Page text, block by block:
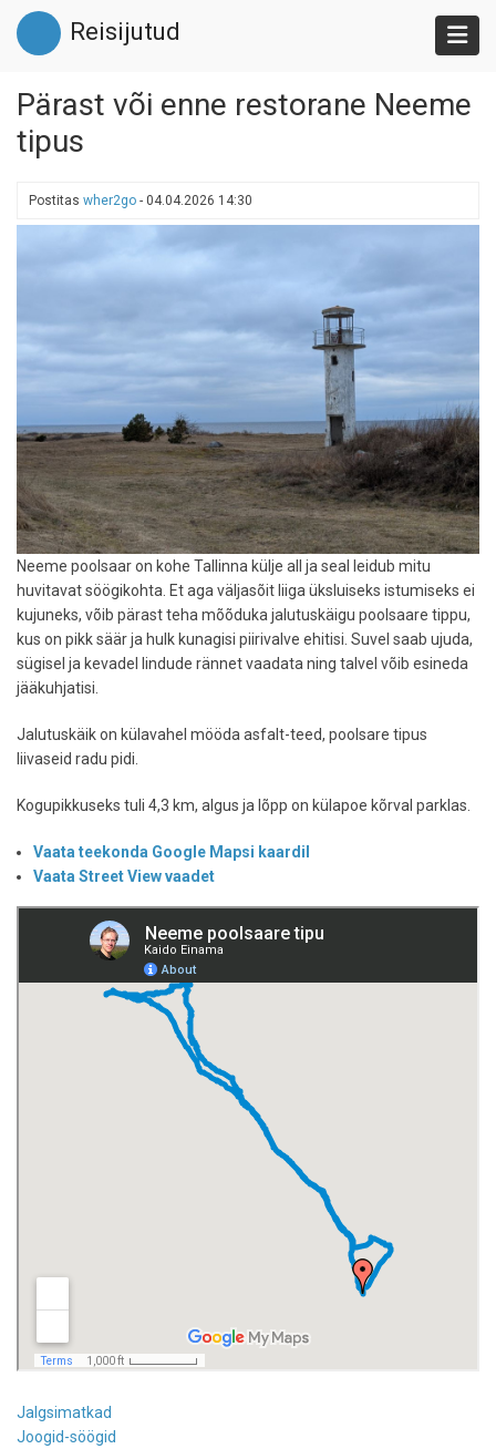
Liigu
edasi
põhisisu
Reisijutud
Pärast või enne restorane Neeme
tipus
Postitas wher2go - 04.04.2026 14:30
Neeme poolsaar on kohe Tallinna külje all ja seal leidub mitu
huvitavat söögikohta. Et aga väljasõit liiga üksluiseks istumiseks ei
kujuneks, võib pärast teha mõõduka jalutuskäigu poolsaare tippu,
kus on pikk säär ja hulk kunagisi piirivalve ehitisi. Suvel saab ujuda,
sügisel ja kevadel lindude rännet vaadata ning talvel võib esineda
jääkuhjatisi.
Jalutuskäik on külavahel mööda asfalt-teed, poolsare tipus
liivaseid radu pidi.
Kogupikkuseks tuli 4,3 km, algus ja lõpp on külapoe kõrval parklas.
Vaata teekonda Google Mapsi kaardil
Vaata Street View vaadet
Jalgsimatkad
Joogid-söögid